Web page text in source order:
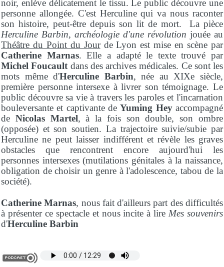
noir, enlève délicatement le tissu. Le public découvre une
personne allongée. C'est Herculine qui va nous raconter
son histoire, peut-être depuis son lit de mort. La pièce
Herculine Barbin, archéologie d'une révolution jouée au
Théâtre du Point du Jourde Lyon est mise en scène par
Catherine Marnas. Elle a adapté le texte trouvé par
Michel Foucault dans des archives médicales. Ce sont les
mots même d'Herculine Barbin, née au XIXe siècle,
première personne intersexe à livrer son témoignage. Le
public découvre sa vie à travers les paroles et l'incarnation
bouleversante et captivante deYuming Heyaccompagné
de Nicolas Martel, à la fois son double, son ombre
(opposée) et son soutien. La trajectoire suivie/subie par
Herculine ne peut laisser indifférent et révèle les graves
obstacles que rencontrent encore aujourd'hui les
personnes intersexes (mutilations génitales à la naissance,
obligation de choisir un genre à l'adolescence, tabou de la
société).
Catherine Marnas, nous fait d'ailleurs part des difficultés
à présenter ce spectacle et nous incite à lire Mes souvenirs
d'Herculine Barbin